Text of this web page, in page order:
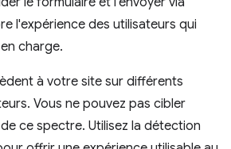
l'expérience des utilisateurs qui
charge.
à votre site sur différents
Vous ne pouvez pas cibler
ce spectre. Utilisez la détection